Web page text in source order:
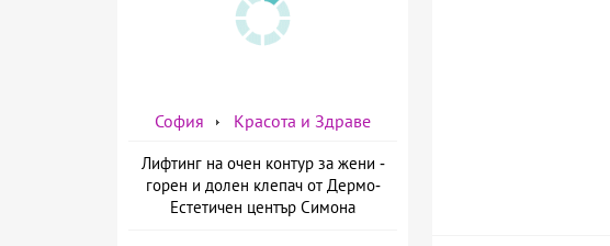
София Красота и Здраве
Лифтинг на очен контур за жени -
горен и долен клепач от Дермо-
Естетичен център Симона